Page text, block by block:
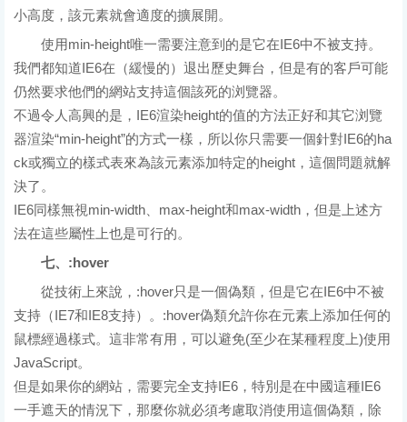
小高度，該元素就會適度的擴展開。
使用min-height唯一需要注意到的是它在IE6中不被支持。
我們都知道IE6在（緩慢的）退出歷史舞台，但是有的客戶可能
仍然要求他們的網站支持這個該死的浏覽器。
不過令人高興的是，IE6渲染height的值的方法正好和其它浏覽
器渲染“min-height”的方式一樣，所以你只需要一個針對IE6的ha
ck或獨立的樣式表來為該元素添加特定的height，這個問題就解
決了。
IE6同樣無視min-width、max-height和max-width，但是上述方
法在這些屬性上也是可行的。
七、:hover
從技術上來說，:hover只是一個偽類，但是它在IE6中不被
支持（IE7和IE8支持）。:hover偽類允許你在元素上添加任何的
鼠標經過樣式。這非常有用，可以避免(至少在某種程度上)使用
JavaScript。
但是如果你的網站，需要完全支持IE6，特別是在中國這種IE6
一手遮天的情況下，那麼你就必須考慮取消使用這個偽類，除